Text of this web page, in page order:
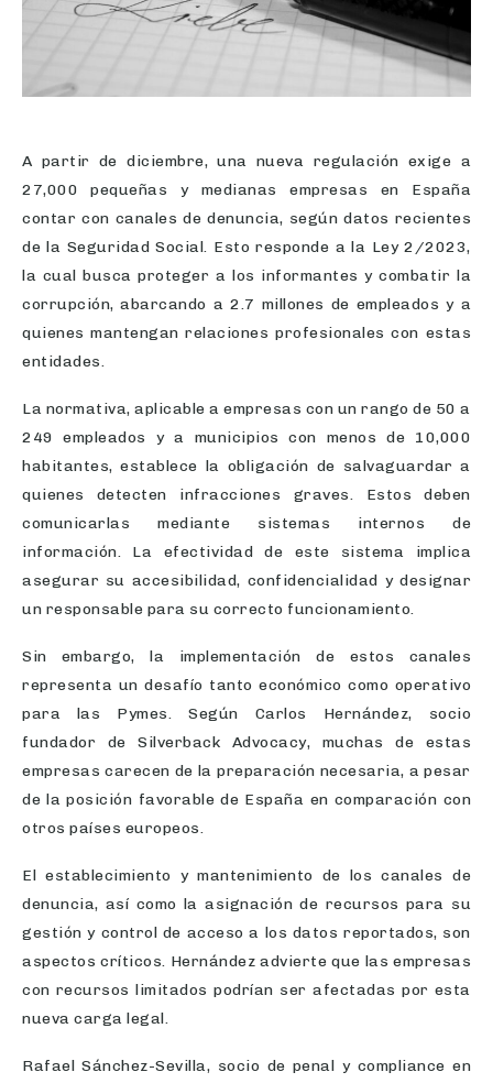
A partir de diciembre, una nueva regulación exige a
27,000 pequeñas y medianas empresas en España
contar con canales de denuncia, según datos recientes
de la Seguridad Social. Esto responde a la Ley 2/2023,
la cual busca proteger a los informantes y combatir la
corrupción, abarcando a 2.7 millones de empleados y a
quienes mantengan relaciones profesionales con estas
entidades.
La normativa, aplicable a empresas con un rango de 50 a
249 empleados y a municipios con menos de 10,000
habitantes, establece la obligación de salvaguardar a
quienes detecten infracciones graves. Estos deben
comunicarlas mediante sistemas internos de
información. La efectividad de este sistema implica
asegurar su accesibilidad, confidencialidad y designar
un responsable para su correcto funcionamiento.
Sin embargo, la implementación de estos canales
representa un desafío tanto económico como operativo
para las Pymes. Según Carlos Hernández, socio
fundador de Silverback Advocacy, muchas de estas
empresas carecen de la preparación necesaria, a pesar
de la posición favorable de España en comparación con
otros países europeos.
El establecimiento y mantenimiento de los canales de
denuncia, así como la asignación de recursos para su
gestión y control de acceso a los datos reportados, son
aspectos críticos. Hernández advierte que las empresas
con recursos limitados podrían ser afectadas por esta
nueva carga legal.
Rafael Sánchez-Sevilla, socio de penal y compliance en